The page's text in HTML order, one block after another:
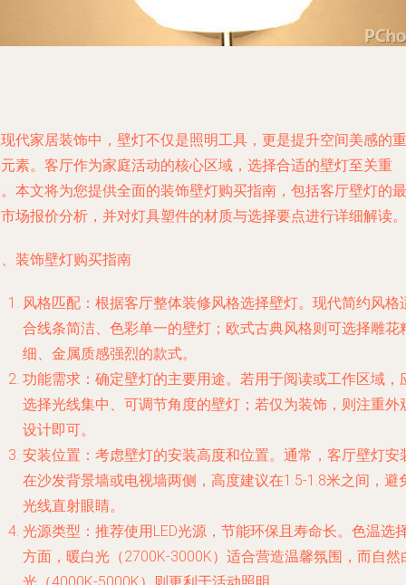
代家居装饰中，壁灯不仅是照明工具，更是提升空间美感的重
素。客厅作为家庭活动的核心区域，选择合适的壁灯至关重
本文将为您提供全面的装饰壁灯购买指南，包括客厅壁灯的最
场报价分析，并对灯具塑件的材质与选择要点进行详细解读。
装饰壁灯购买指南
风格匹配：根据客厅整体装修风格选择壁灯。现代简约风格
合线条简洁、色彩单一的壁灯；欧式古典风格则可选择雕花
细、金属质感强烈的款式。
功能需求：确定壁灯的主要用途。若用于阅读或工作区域，
选择光线集中、可调节角度的壁灯；若仅为装饰，则注重外
设计即可。
安装位置：考虑壁灯的安装高度和位置。通常，客厅壁灯安
在沙发背景墙或电视墙两侧，高度建议在1.5-1.8米之间，避
光线直射眼睛。
光源类型：推荐使用LED光源，节能环保且寿命长。色温选
方面，暖白光（2700K-3000K）适合营造温馨氛围，而自然